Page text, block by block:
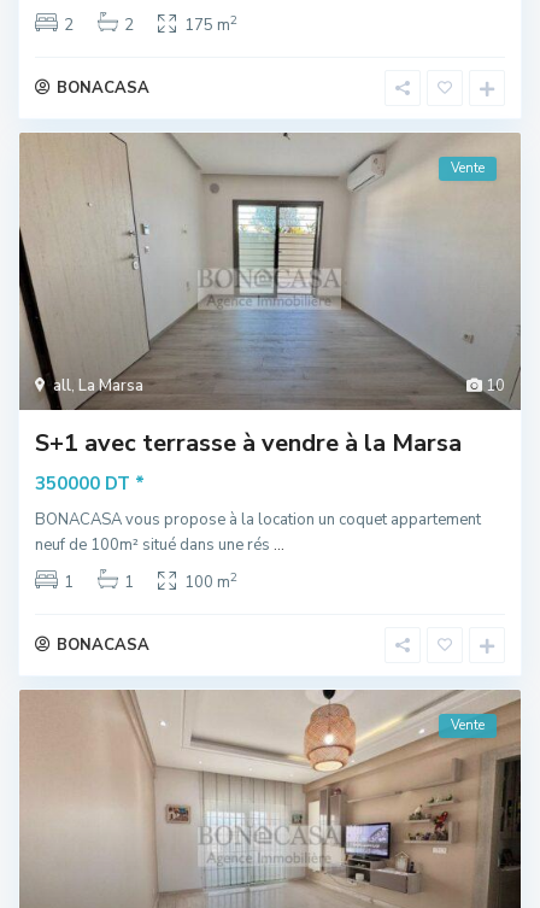
2
2 175 m2
BONACASA
10
all, La Marsa
Vente
S+1 avec terrasse à vendre à la Marsa
350000 DT *
BONACASA vous propose à la location un coquet appartement
neuf de 100m² situé dans une rés ...
1
1 100 m2
BONACASA
Vente